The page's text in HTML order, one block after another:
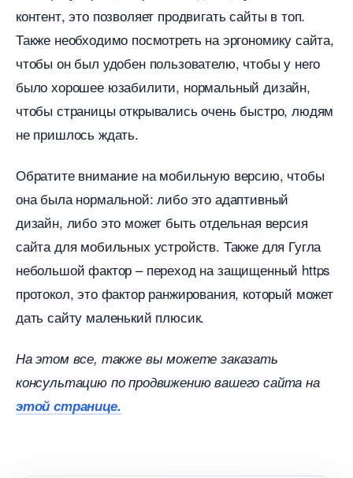
контент, это позволяет продвигать сайты в топ.
Также необходимо посмотреть на эргономику сайта,
чтобы он был удобен пользователю, чтобы у него
ыло хорошее юзабилити, нормальный дизайн,
чтобы страницы открывались очень быстро, людям
не пришлось ждать.
Обратите внимание на мобильную версию, чтобы
она была нормальной: либо это адаптивный
дизайн, либо это может быть отдельная версия
сайта для мобильных устройств. Также для Гугла
небольшой фактор – переход на защищенный https
протокол, это фактор ранжирования, который может
дать сайту маленький плюсик.
На этом все, также вы можете заказать
консультацию по продвижению вашего сайта на
этой странице.